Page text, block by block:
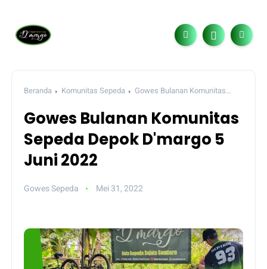
Beranda Komunitas Sepeda
Gowes Bulanan Komunitas
Gowes Bulanan Komunitas
Sepeda Depok D'margo 5
Juni 2022
Gowes Sepeda Mei 31, 2022